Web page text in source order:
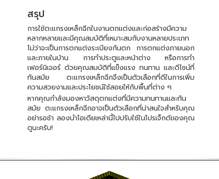
สรุป
การใช้ตะแกรงเหล็กฉีกในงานตกแต่งและก่อสร้างมีความ
หลากหลายและมีคุณสมบัติที่เหมาะสมกับงานหลายประเภท
ไม่ว่าจะเป็นการตกแต่งระเบียงกันตก การตกแต่งภายนอก
และภายในบ้าน การทำประตูและหน้าต่าง หรือการทำ
เฟอร์นิเจอร์ ด้วยคุณสมบัติที่แข็งแรง ทนทาน และดีไซน์ที่
ทันสมัย ตะแกรงเหล็กฉีกจึงเป็นตัวเลือกที่ดีในการเพิ่ม
ความสวยงามและประโยชน์ใช้สอยให้กับพื้นที่ต่าง ๆ
หากคุณกำลังมองหาวัสดุตกแต่งที่มีความทนทานและทัน
สมัย ตะแกรงเหล็กฉีกอาจเป็นตัวเลือกที่น่าสนใจสำหรับคุณ
อย่ารอช้า ลองนำไอเดียเหล่านี้ไปปรับใช้ในโปรเจ็กต์ของคุณ
ดูนะครับ!